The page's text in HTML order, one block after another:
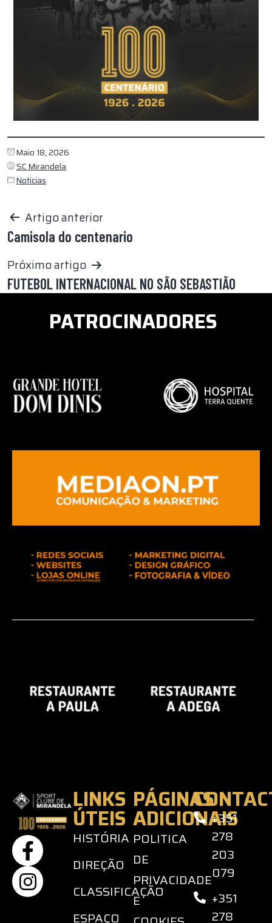
Maio 18, 2026
SC Mirandela
Notícias
Artigo anterior
Camisola do centenario
Próximo artigo
FUTEBOL INTERNACIONAL NO SÃO SEBASTIÃO
PATROCINADORES
LINKS
ÚTEIS
HISTÓRIA
DIREÇÃO
CLASSIFICAÇÃO
ESPAÇO
PÁGINAS
ADICIONAIS
POLITICA
DE
PRIVACIDADE
E
+351
278
203
079
+351
278